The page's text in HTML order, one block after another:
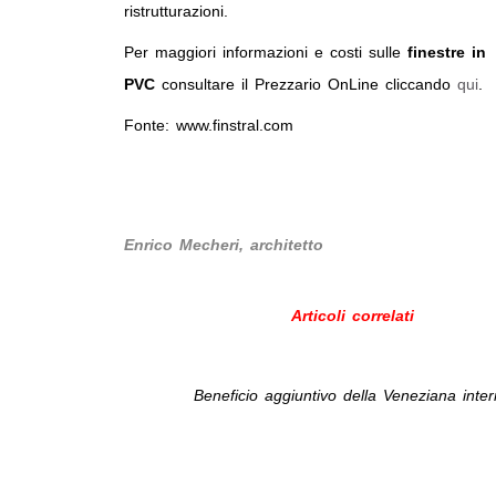
ristrutturazioni.
Per maggiori informazioni e costi sulle finestre in
PVC consultare il Prezzario OnLine cliccando qui
Fonte: www.finstral.com
Enrico Mecheri, architetto
Articoli correlati
Beneficio aggiuntivo della Veneziana